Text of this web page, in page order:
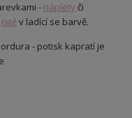
- náplety či
nitěv ladící se barvě.
- potisk kapratí je